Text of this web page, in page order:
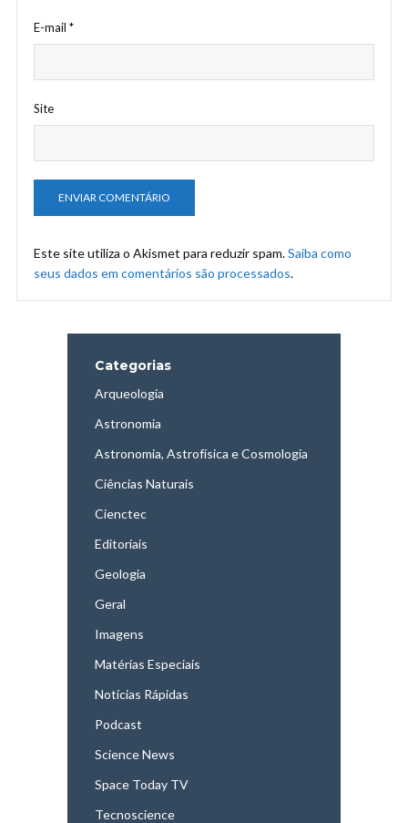
E-mail *
Site
Este site utiliza o Akismet para reduzir spam.Saiba como
seus dados em comentários são processados.
Categorias
Arqueologia
Astronomia
Astronomia, Astrofísica e Cosmologia
Ciências Naturais
Cienctec
Editoriais
Geologia
Geral
Imagens
Matérias Especiais
Notícias Rápidas
Podcast
Science News
Space Today TV
Tecnoscience